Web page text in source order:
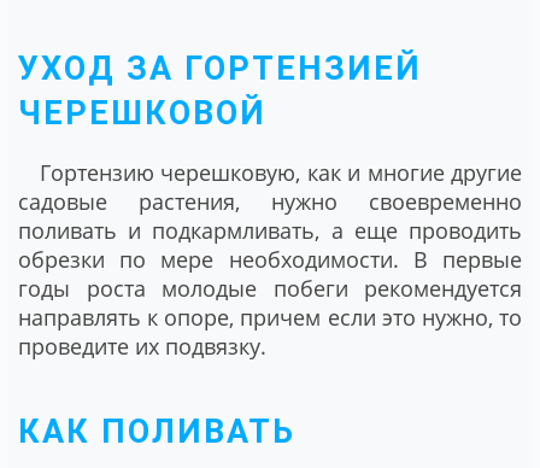
УХОД ЗА ГОРТЕНЗИЕЙ
ЧЕРЕШКОВОЙ
Гортензию черешковую, как и многие другие
садовые растения, нужно своевременно
поливать и подкармливать, а еще проводить
обрезки по мере необходимости. В первые
годы роста молодые побеги рекомендуется
направлять к опоре, причем если это нужно, то
проведите их подвязку.
КАК ПОЛИВАТЬ